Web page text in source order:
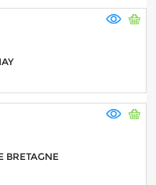
BRETAGNE